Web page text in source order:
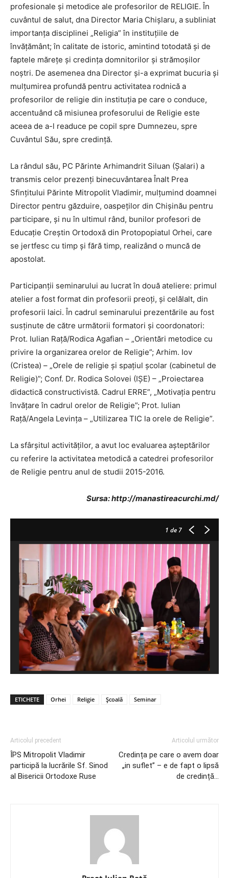
profesionale și metodice ale profesorilor de RELIGIE. În
cuvântul de salut, dna Director Maria Chișlaru, a subliniat
importanța disciplinei „Religia” în instituțiile de
învățământ; în calitate de istoric, amintind totodată și de
faptele mărețe și credința domnitorilor și strămoșilor
noștri. De asemenea dna Director și-a exprimat bucuria și
mulțumirea profundă pentru activitatea rodnică a
profesorilor de religie din instituția pe care o conduce,
accentuând că misiunea profesorului de Religie este
aceea de a-l readuce pe copil spre Dumnezeu, spre
Cuvântul Său, spre credință.
La rândul său, PC Părinte Arhimandrit Siluan (Șalari) a
transmis celor prezenți binecuvântarea Înalt Prea
Sfințitului Părinte Mitropolit Vladimir, mulțumind doamnei
Director pentru găzduire, oaspeților din Chișinău pentru
participare, și nu în ultimul rând, bunilor profesori de
Educație Creștin Ortodoxă din Protopopiatul Orhei, care
se jertfesc cu timp și fără timp, realizând o muncă de
apostolat.
Participanții seminarului au lucrat în două ateliere: primul
atelier a fost format din profesorii preoți, și celălalt, din
profesorii laici. În cadrul seminarului prezentările au fost
susținute de către următorii formatori și coordonatori:
Prot. Iulian Rață/Rodica Agafian – „Orientări metodice cu
privire la organizarea orelor de Religie”; Arhim. Iov
(Cristea) – „Orele de religie și spațiul școlar (cabinetul de
Religie)”; Conf. Dr. Rodica Solovei (IȘE) – „Proiectarea
didactică constructivistă. Cadrul ERRE”, „Motivația pentru
învățare în cadrul orelor de Religie”; Prot. Iulian
Rață/Angela Levința – „Utilizarea TIC la orele de Religie”.
La sfârșitul activităților, a avut loc evaluarea așteptărilor
cu referire la activitatea metodică a catedrei profesorilor
de Religie pentru anul de studii 2015-2016.
Sursa: http://manastireacurchi.md/
1 de 7
ETICHETE Orhei Religie Școală Seminar
Articolul precedent
ÎPS Mitropolit Vladimir
participă la lucrările Sf. Sinod
al Bisericii Ortodoxe Ruse
Articolul următor
Credința pe care o avem doar
„in suflet” – e de fapt o lipsă
de credință…